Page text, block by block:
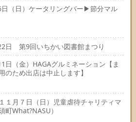
（日）ケータリングバー▶節分マル
日 第9回いちかい図書館まつり
日（金）HAGAグルミネーション【ま
のため出店は中止します】
１月７日（日）児童虐待チャリティマ
町What?NASU）